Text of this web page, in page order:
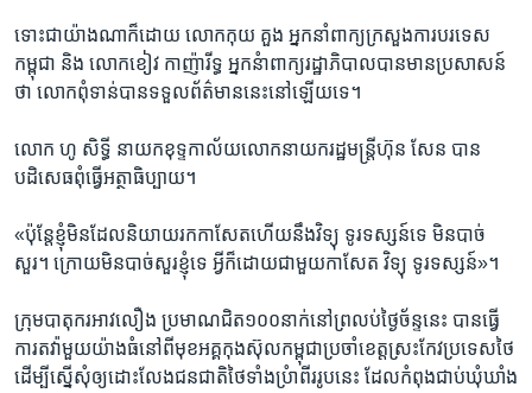
ទោះ​ជាយ៉ាង​ណា​ក៏​ដោយ ​លោក​កុយ គួង ​អ្នក​នាំពាក្យ​ក្រសួង​ការបរទេស​
កម្ពុជា ​និង លោក​ខៀវ កាញ៉ារីទ្ធ​ អ្នក​នំាពាក្យ​រដ្ឋាភិបាលបាន​មាន​ប្រសាសន៍​
ថា​ លោក​ពុំទាន់​បាន​ទទួល​ព័ត៌មាន​នេះ​នៅឡើយ​ទេ។
លោក​ ហូ សិទ្ធី ​នាយក​ខុទ្ទកាល័យ​លោក​នាយករដ្ឋមន្រ្តី​ហ៊ុន សែន​ បាន​
បដិសេធ​ពុំធ្វើ​អត្ថាធិប្បាយ។
«ប៉ុន្តែ​ខ្ញុំ​មិន​ដែល​និយាយ​រក​កាសែត​ហើយ​នឹងវិទ្យុ ​ទូរទស្សន៍​ទេ ​មិនបាច់
សួរ។ ក្រោយ​មិន​បាច់​សួរ​ខ្ញុំ​ទេ​ អ្វី​ក៏ដោយ​ជាមួយ​កាសែត​ វិទ្យុ ​ទូរទស្សន៍»។
ក្រុម​បាតុករ​អាវលឿង​ ប្រមាណ​ជិត​១០០​នាក់​នៅ​ព្រលប់​ថ្ងៃច័ន្ទ​នេះ​ បាន​ធ្វើ
ការ​តវ៉ា​មួយ​យ៉ាងធំ​នៅ​ពីមុខ​អគ្គ​កុងស៊ុល​កម្ពុជា​ប្រចាំខេត្ត​ស្រះកែវ​ប្រទេស​ថៃ​
ដើម្បី​ស្នើសុំ​ឲ្យ​ដោះលែង​ជនជាតិ​ថៃទាំង​ប្រំាពីរ​រូបនេះ​ ដែល​កំពុង​ជាប់​ឃុំឃាំង​